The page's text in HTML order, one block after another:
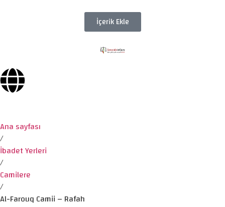
İçerik Ekle
Ana sayfası
/
İbadet Yerleri
/
Camilere
/
Al-Farouq Camii – Rafah